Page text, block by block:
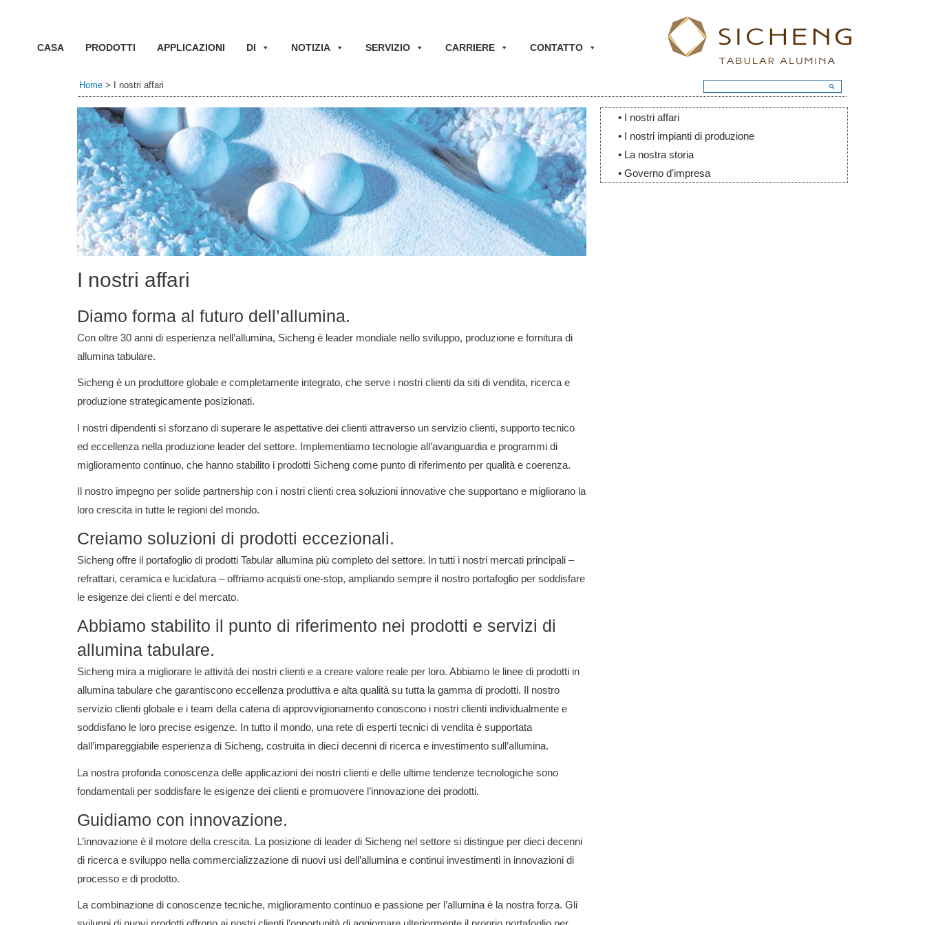
CASA PRODOTTI APPLICAZIONI DI NOTIZIA SERVIZIO CARRIERE CONTATTO
Home > I nostri affari
I nostri affari
Diamo forma al futuro dell’allumina.
Con oltre 30 anni di esperienza nell’allumina, Sicheng è leader mondiale nello sviluppo, produzione e fornitura di
allumina tabulare.
Sicheng è un produttore globale e completamente integrato, che serve i nostri clienti da siti di vendita, ricerca e
produzione strategicamente posizionati.
I nostri dipendenti si sforzano di superare le aspettative dei clienti attraverso un servizio clienti, supporto tecnico
ed eccellenza nella produzione leader del settore. Implementiamo tecnologie all’avanguardia e programmi di
miglioramento continuo, che hanno stabilito i prodotti Sicheng come punto di riferimento per qualità e coerenza.
Il nostro impegno per solide partnership con i nostri clienti crea soluzioni innovative che supportano e migliorano la
loro crescita in tutte le regioni del mondo.
Creiamo soluzioni di prodotti eccezionali.
Sicheng offre il portafoglio di prodotti Tabular allumina più completo del settore. In tutti i nostri mercati principali –
refrattari, ceramica e lucidatura – offriamo acquisti one-stop, ampliando sempre il nostro portafoglio per soddisfare
le esigenze dei clienti e del mercato.
Abbiamo stabilito il punto di riferimento nei prodotti e servizi di
allumina tabulare.
Sicheng mira a migliorare le attività dei nostri clienti e a creare valore reale per loro. Abbiamo le linee di prodotti in
allumina tabulare che garantiscono eccellenza produttiva e alta qualità su tutta la gamma di prodotti. Il nostro
servizio clienti globale e i team della catena di approvvigionamento conoscono i nostri clienti individualmente e
soddisfano le loro precise esigenze. In tutto il mondo, una rete di esperti tecnici di vendita è supportata
dall’impareggiabile esperienza di Sicheng, costruita in dieci decenni di ricerca e investimento sull’allumina.
La nostra profonda conoscenza delle applicazioni dei nostri clienti e delle ultime tendenze tecnologiche sono
fondamentali per soddisfare le esigenze dei clienti e promuovere l’innovazione dei prodotti.
Guidiamo con innovazione.
L’innovazione è il motore della crescita. La posizione di leader di Sicheng nel settore si distingue per dieci decenni
di ricerca e sviluppo nella commercializzazione di nuovi usi dell’allumina e continui investimenti in innovazioni di
processo e di prodotto.
La combinazione di conoscenze tecniche, miglioramento continuo e passione per l’allumina è la nostra forza. Gli
• I nostri affari
• I nostri impianti di produzione
• La nostra storia
• Governo d'impresa